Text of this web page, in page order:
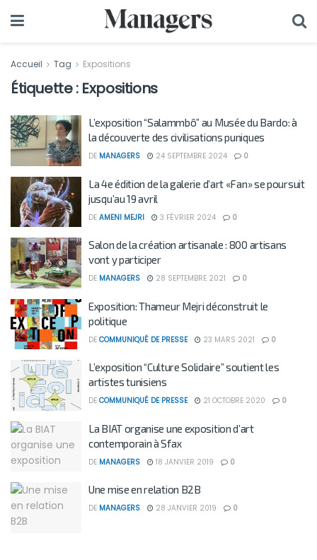
Accueil Tag Expositions
Étiquette : Expositions
L’exposition “Salammbô” au Musée du Bardo: à
la découverte des civilisations puniques
DE MANAGERS 24 SEPTEMBRE 2024 0
La 4e édition de la galerie d’art «Fan» se poursuit
jusqu’au 19 avril
DE AMENI MEJRI 3 FÉVRIER 2024 0
Salon de la création artisanale : 800 artisans
vont y participer
DE MANAGERS 28 SEPTEMBRE 2021 0
Exposition: Thameur Mejri déconstruit le
politique
DE COMMUNIQUÉ DE PRESSE 23 MARS 2021 0
L’exposition “Culture Solidaire” soutient les
artistes tunisiens
DE COMMUNIQUÉ DE PRESSE 21 OCTOBRE 2020 0
La BIAT organise une exposition d’art
contemporain à Sfax
DE MANAGERS 18 JANVIER 2019 0
Une mise en relation B2B
DE MANAGERS 28 JANVIER 2019 0